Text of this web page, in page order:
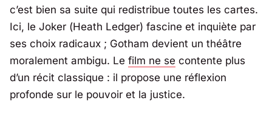
c’est bien sa suite qui redistribue toutes les cartes.
Ici, le Joker (Heath Ledger) fascine et inquiète par
ses choix radicaux ; Gotham devient un théâtre
moralement ambigu. Le film ne se contente plus
d’un récit classique : il propose une réflexion
profonde sur le pouvoir et la justice.